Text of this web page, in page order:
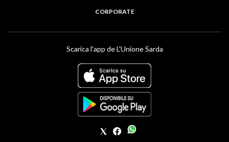
CORPORATE
Scarica l'app de L'Unione Sarda